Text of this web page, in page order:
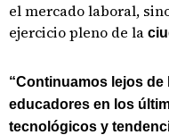
el mercado laboral,
ejercicio pleno de la
“Continuamos lejos
educadores en los
tecnológicos y